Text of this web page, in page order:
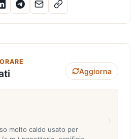
Aggiorna
molto caldo usato per